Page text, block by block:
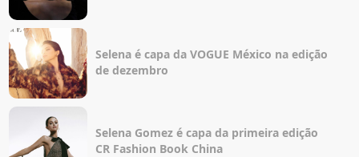
Selena é capa da VOGUE México na edição
de dezembro
Selena Gomez é capa da primeira edição
CR Fashion Book China